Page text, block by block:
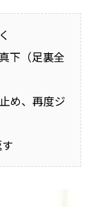
下（足裏全
め、再度ジ